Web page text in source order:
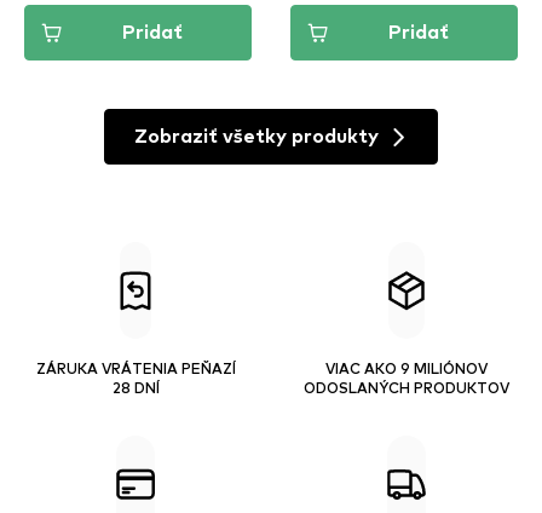
Pridať Pridať
Zobraziť všetky produkty
ZÁRUKA VRÁTENIA PEŇAZÍ
28 DNÍ
VIAC AKO 9 MILIÓNOV
ODOSLANÝCH PRODUKTOV